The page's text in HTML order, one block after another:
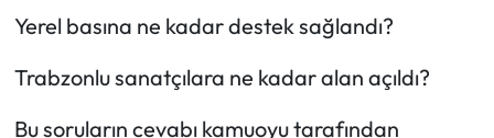
Yerel basına ne kadar destek sağlandı?
Trabzonlu sanatçılara ne kadar alan açıldı?
Bu soruların cevabı kamuoyu tarafından